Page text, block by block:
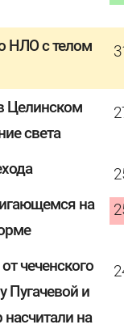
НЛО с телом
Целинском
света
на
чеченского
Пугачевой и
на